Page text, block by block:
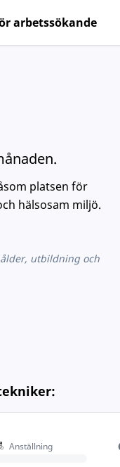
arbetssökande
platsen för
hälsosam miljö.
utbildning och
Anställning